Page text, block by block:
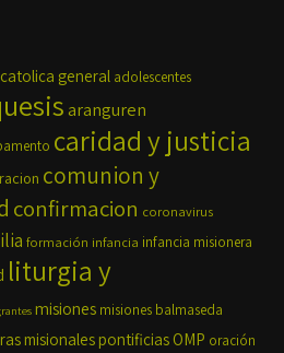
general adolescentes
aranguren
caridad y justicia
comunion y
confirmacion coronavirus
formación infancia infancia misionera
liturgia y
misiones misiones balmaseda
misionales pontificias OMP oración